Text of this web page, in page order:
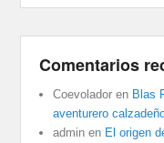
Comentarios
Coevolador en Blas
aventurero
admin en El origen